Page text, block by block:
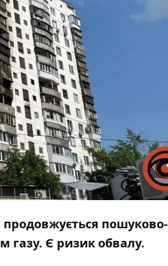
продовжується пошуково-
газу. Є ризик обвалу.